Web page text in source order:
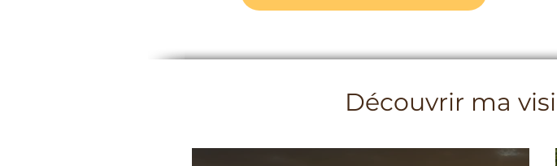
Découvrir ma